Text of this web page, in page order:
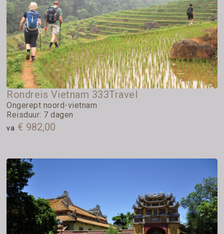
Rondreis Vietnam 333Travel
Ongerept noord-vietnam
Reisduur: 7 dagen
va € 982,00